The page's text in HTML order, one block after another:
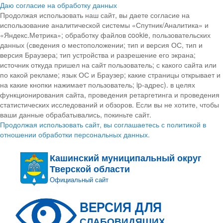
Даю согласие на обработку данных
Продолжая использовать наш сайт, вы даете согласие на
использование аналитической системы «Спутник/Аналитика» и
«Яндекс.Метрика»; обработку файлов cookie, пользовательских
данных (сведения о местоположении; тип и версия ОС, тип и
версия Браузера; тип устройства и разрешение его экрана;
источник откуда пришел на сайт пользователь; с какого сайта или
по какой рекламе; язык ОС и Браузер; какие страницы открывает и
на какие кнопки нажимает пользователь; ip-адрес). в целях
функционирования сайта, проведения ретаргетинга и проведения
статистических исследований и обзоров. Если вы не хотите, чтобы
ваши данные обрабатывались, покиньте сайт.
Продолжая использовать сайт, вы соглашаетесь с политикой в
отношении обработки персональных данных.